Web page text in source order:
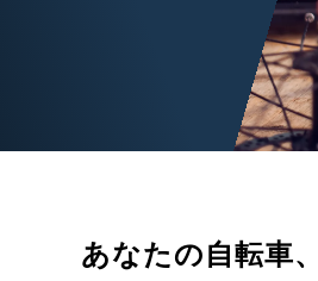
あなたの自転車、